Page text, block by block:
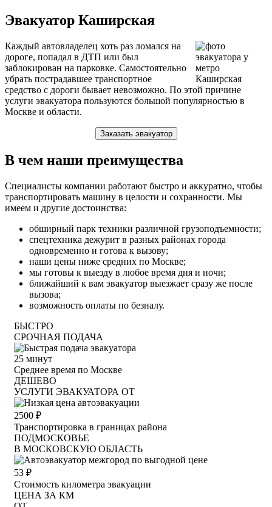
Эвакуатор Каширская
Каждый автовладелец хоть раз ломался на
дороге, попадал в ДТП или был
заблокирован на парковке. Самостоятельно
убрать пострадавшее транспортное
средство с дороги бывает невозможно. По этой причине
услуги эвакуатора пользуются большой популярностью в
Москве и области.
Заказать эвакуатор
В чем наши преимущества
Специалисты компании работают быстро и аккуратно, чтобы
транспортировать машину в целости и сохранности. Мы
имеем и другие достоинства:
обширный парк техники различной грузоподъемности;
спецтехника дежурит в разных районах города
одновременно и готова к вызову;
наши цены ниже средних по Москве;
мы готовы к выезду в любое время дня и ночи;
ближайший к вам эвакуатор выезжает сразу же после
вызова;
возможность оплаты по безналу.
БЫСТРО
СРОЧНАЯ ПОДАЧА
25 минут
Среднее время по Москве
ДЕШЕВО
УСЛУГИ ЭВАКУАТОРА ОТ
2500 ₽
Транспортировка в границах района
ПОДМОСКОВЬЕ
В МОСКОВСКУЮ ОБЛАСТЬ
53 ₽
Стоимость километра эвакуации
ЦЕНА ЗА КМ